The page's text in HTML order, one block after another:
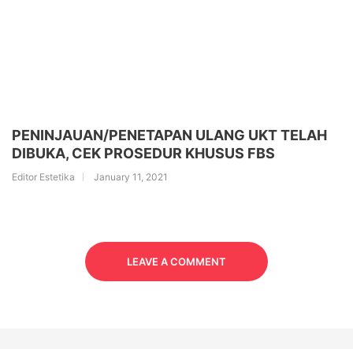
PENINJAUAN/PENETAPAN ULANG UKT TELAH
DIBUKA, CEK PROSEDUR KHUSUS FBS
Editor Estetika January 11, 2021
LEAVE A COMMENT